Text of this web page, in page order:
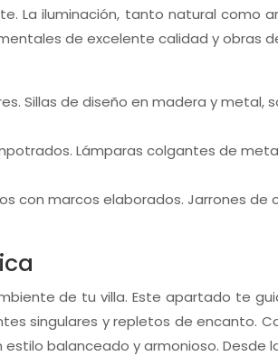
La iluminación, tanto natural como
de excelente calidad y obras
Sillas de diseño en madera y
Lámparas colgantes de
con marcos elaborados. Jarrones de
de tu villa. Este apartado te
singulares y repletos de encanto.
balanceado y armonioso. Desde